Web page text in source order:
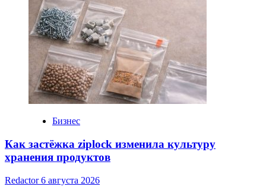
Бизнес
Как застёжка ziplock изменила культуру
хранения продуктов
Redactor6 августа 2026